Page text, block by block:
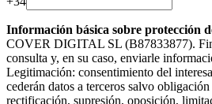
Información básica sobre protección
COVER DIGITAL SL (B87833877).
consulta y, en su caso, enviarle
Legitimación: consentimiento del
cederán datos a terceros salvo
rectificación, supresión, oposición,